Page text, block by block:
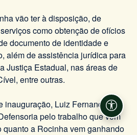
vão ter à disposição, de
como obtenção de ofícios
documento de identidade e
além de assistência jurídica para
Justiça Estadual, nas áreas de
entre outras.
inauguração, Luiz Fernando
pelo trabalho que vem
quanto a Rocinha vem ganhando